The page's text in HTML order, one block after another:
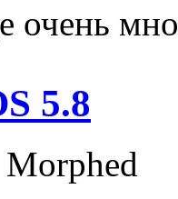
очень
5.8
Morphed